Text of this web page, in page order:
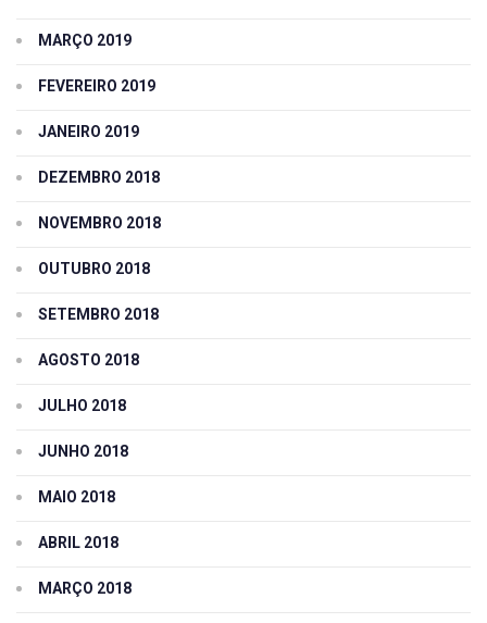
MARÇO 2019
FEVEREIRO 2019
JANEIRO 2019
DEZEMBRO 2018
NOVEMBRO 2018
OUTUBRO 2018
SETEMBRO 2018
AGOSTO 2018
JULHO 2018
JUNHO 2018
MAIO 2018
ABRIL 2018
MARÇO 2018